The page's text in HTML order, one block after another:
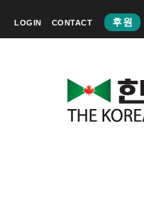
LOGIN CONTACT 후원